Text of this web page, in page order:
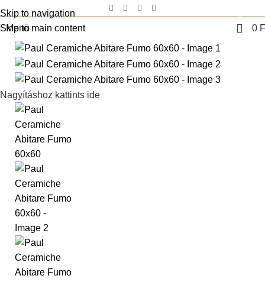
Skip to navigation
Skip to main content
Menü
0
0
Nagyításhoz kattints ide